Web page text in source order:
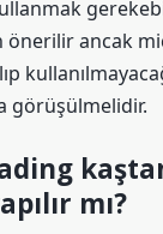
önerilir ancak
görüşülmelidir.
mı?